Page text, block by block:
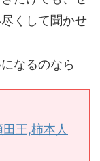
くして聞かせ
なるのなら
王,柿本人